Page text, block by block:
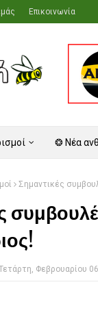
Επικοινωνία
❂ Νέα
Σημαντικές
Φεβρουαρίου